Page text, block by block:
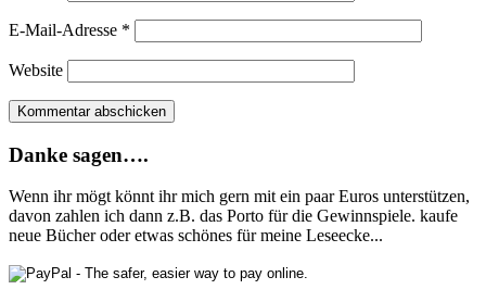
E-Mail-Adresse *
Website
Danke sagen….
Wenn ihr mögt könnt ihr mich gern mit ein paar Euros unterstützen,
davon zahlen ich dann z.B. das Porto für die Gewinnspiele. kaufe
neue Bücher oder etwas schönes für meine Leseecke...